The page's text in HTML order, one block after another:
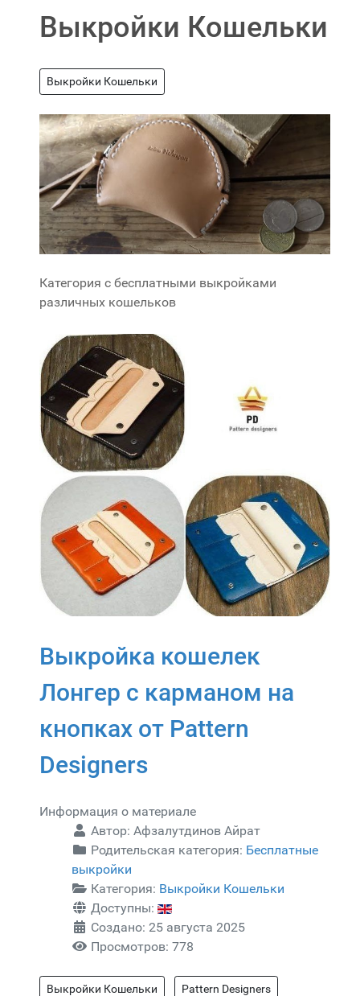
Выкройки Кошельки
Выкройки Кошельки
Категория с бесплатными выкройками
различных кошельков
Выкройка кошелек
Лонгер с карманом на
кнопках от Pattern
Designers
Информация о материале
Автор: Афзалутдинов Айрат
Родительская категория: Бесплатные
выкройки
Категория: Выкройки Кошельки
Доступны:
Создано: 25 августа 2025
Просмотров: 778
Выкройки Кошельки Pattern Designers